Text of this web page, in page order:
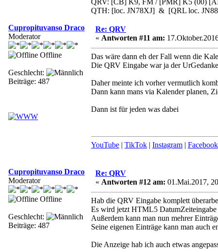
QTH: [loc. JN78XJ] & [QRL loc.
Cupropituvanso Draco
Moderator
Offline
Geschlecht:
Beiträge: 487
Re: QRV
« Antworten #11 am:
Das wäre dann eh der Fall wenn die
Die QRV Eingabe war ja der
Daher meinte ich vorher vermutlich
Dann kann mans via Kalender planen,
Dann ist für jeden was dabei
YouTube | TikTok | Instagram | Facebook
Cupropituvanso Draco
Moderator
Offline
Geschlecht:
Beiträge: 487
Re: QRV
« Antworten #12 am: 01.Mai.2017,
Hab die QRV Eingabe komplett
Es wird jetzt HTML5
Außerdem kann man nun mehrer
Seine eigenen Einträge kann man auch
Die Anzeige hab ich auch etwas